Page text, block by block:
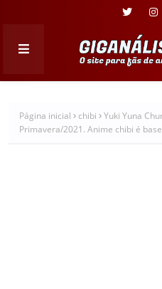
Página inicial chibi
Yuki Yuna
Primavera/2021. Anime chibi é